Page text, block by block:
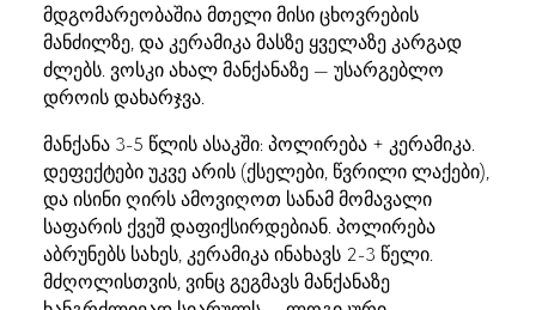
მდგომარეობაშია მთელი მისი ცხოვრების
მანძილზე, და კერამიკა მასზე ყველაზე კარგად
ძლებს. ვოსკი ახალ მანქანაზე — უსარგებლო
დროის დახარჯვა.
მანქანა 3-5 წლის ასაკში: პოლირება + კერამიკა.
დეფექტები უკვე არის (ქსელები, წვრილი ლაქები),
და ისინი ღირს ამოვიღოთ სანამ მომავალი
საფარის ქვეშ დაფიქსირდებიან. პოლირება
აბრუნებს სახეს, კერამიკა ინახავს 2-3 წელი.
მძღოლისთვის, ვინც გეგმავს მანქანაზე